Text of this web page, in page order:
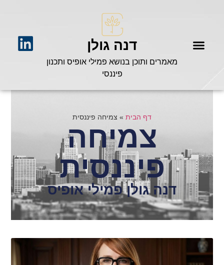
דנה גולן
מאמרים ותוכן בנושא פמילי אופיס ותכנון
פיננסי
דף הבית » צמיחה פיננסית
צמיחה
פיננסית
דנה גולן פמילי אופיס